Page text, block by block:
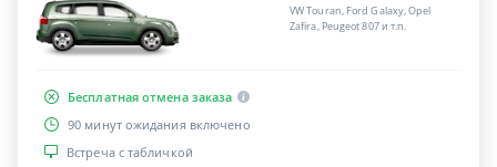
VW Touran, Ford Galaxy, Opel
Zafira, Peugeot 807 и т.п.
Бесплатная отмена заказа
90 минут ожидания включено
Встреча с табличкой